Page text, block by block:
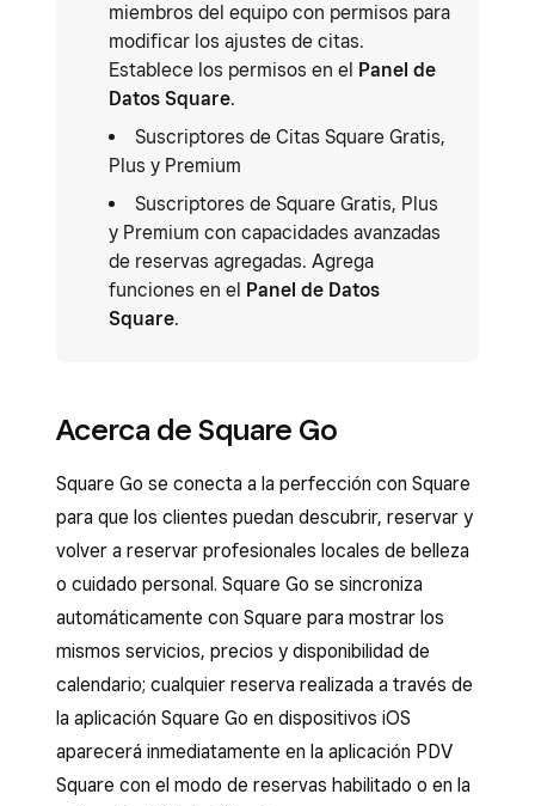
miembros del equipo con permisos para
modificar los ajustes de citas.
Establece los permisos en el Panel de
Datos Square.
Suscriptores de Citas Square Gratis,
Plus y Premium
Suscriptores de Square Gratis, Plus
y Premium con capacidades avanzadas
de reservas agregadas. Agrega
funciones en el Panel de Datos
Square.
Acerca de Square Go
Square Go se conecta a la perfección con Square
para que los clientes puedan descubrir, reservar y
volver a reservar profesionales locales de belleza
o cuidado personal. Square Go se sincroniza
automáticamente con Square para mostrar los
mismos servicios, precios y disponibilidad de
calendario; cualquier reserva realizada a través de
la aplicación Square Go en dispositivos iOS
aparecerá inmediatamente en la aplicación PDV
Square con el modo de reservas habilitado o en la